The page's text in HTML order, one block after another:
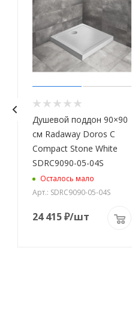
Душевой поддон 90×90
см Radaway Doros C
Compact Stone White
SDRC9090-05-04S
Осталось мало
Арт.: SDRC9090-05-04S
24 415₽/шт